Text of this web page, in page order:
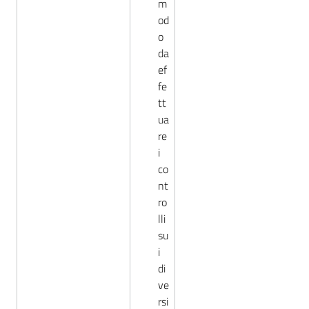
m
od
o
da
ef
fe
tt
ua
re
i
co
nt
ro
lli
su
i
di
ve
rsi